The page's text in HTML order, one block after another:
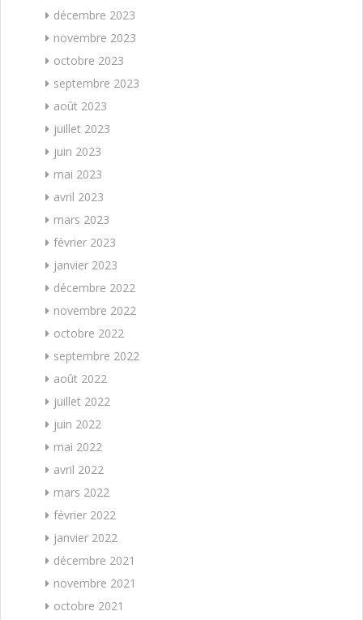
décembre 2023
novembre 2023
octobre 2023
septembre 2023
août 2023
juillet 2023
juin 2023
mai 2023
avril 2023
mars 2023
février 2023
janvier 2023
décembre 2022
novembre 2022
octobre 2022
septembre 2022
août 2022
juillet 2022
juin 2022
mai 2022
avril 2022
mars 2022
février 2022
janvier 2022
décembre 2021
novembre 2021
octobre 2021